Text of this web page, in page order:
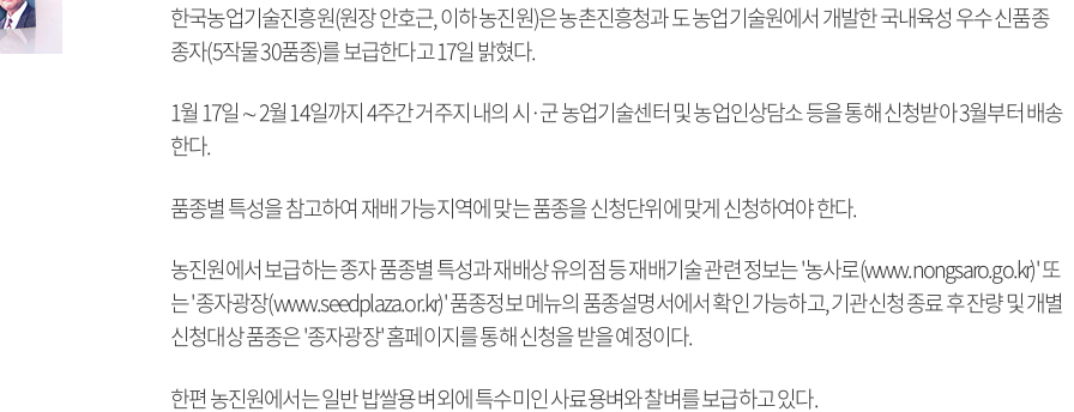
한국농업기술진흥원(원장 안호근, 이하 농진원)은 농촌진흥청과 도 농업기술원에서 개발한 국내육성 우수 신품종
종자(5작물 30품종)를 보급한다고 17일 밝혔다.
1월 17일 ∼ 2월 14일까지 4주간 거주지 내의 시·군 농업기술센터 및 농업인상담소 등을 통해 신청받아 3월부터 배송
한다.
품종별 특성을 참고하여 재배 가능지역에 맞는 품종을 신청단위에 맞게 신청하여야 한다.
농진원에서 보급하는 종자 품종별 특성과 재배상 유의점 등 재배기술 관련 정보는 '농사로(www.nongsaro.go.kr)' 또
는 '종자광장(www.seedplaza.or.kr)' 품종정보 메뉴의 품종설명서에서 확인 가능하고, 기관신청 종료 후 잔량 및 개별
신청대상 품종은 '종자광장' 홈페이지를 통해 신청을 받을 예정이다.
한편 농진원에서는 일반 밥쌀용 벼외에 특수미인 사료용벼와 찰벼를 보급하고 있다.